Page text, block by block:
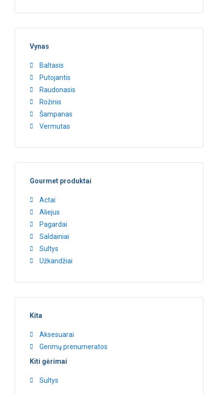
Vynas
Baltasis
Putojantis
Raudonasis
Rožinis
Šampanas
Vermutas
Gourmet produktai
Actai
Aliejus
Pagardai
Saldainiai
Sultys
Užkandžiai
Kita
Aksesuarai
Gerimų prenumeratos
Kiti gėrimai
Sultys